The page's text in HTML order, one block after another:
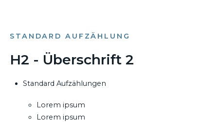
STANDARD AUFZÄHLUNG
H2 - Überschrift 2
Standard Aufzählungen
Lorem ipsum
Lorem ipsum